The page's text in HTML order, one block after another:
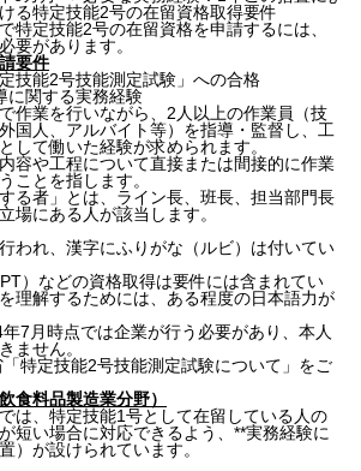
る特定技能2号の在留資格取得要件
特定技能2号の在留資格を申請するには、
要があります。
要件
技能2号技能測定試験」への合格
に関する実務経験
作業を行いながら、2人以上の作業員（技
国人、アルバイト等）を指導・監督し、工
して働いた経験が求められます。
容や工程について直接または間接的に作業
ことを指します。
る者」とは、ライン長、班長、担当部門長
場にある人が該当します。
われ、漢字にふりがな（ルビ）は付いてい
）などの資格取得は要件には含まれてい
理解するためには、ある程度の日本語力が
7月時点では企業が行う必要があり、本人
ません。
「特定技能2号技能測定試験について」 をご
食料品製造業分野）
は、特定技能1号として在留している人の
短い場合に対応できるよう、**実務経験に
）が設けられています。
は